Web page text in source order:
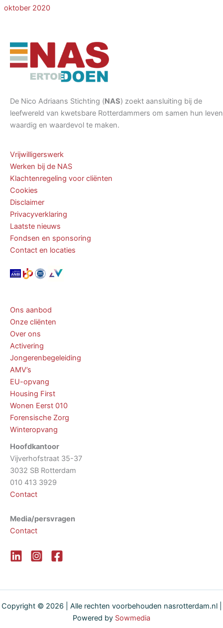
oktober 2020
De Nico Adriaans Stichting (NAS) zoekt aansluiting bij de
leefwereld van kwetsbare Rotterdammers om samen hun leven
waardig en waardevol te maken.
Vrijwilligerswerk
Werken bij de NAS
Klachtenregeling voor cliënten
Cookies
Disclaimer
Privacyverklaring
Laatste nieuws
Fondsen en sponsoring
Contact en locaties
Ons aanbod
Onze cliënten
Over ons
Activering
Jongerenbegeleiding
AMV’s
EU-opvang
Housing First
Wonen Eerst 010
Forensische Zorg
Winteropvang
Hoofdkantoor
Vijverhofstraat 35-37
3032 SB Rotterdam
010 413 3929
Contact
Media/persvragen
Contact
Copyright © 2026 | Alle rechten voorbehouden nasrotterdam.nl |
Powered by Sowmedia